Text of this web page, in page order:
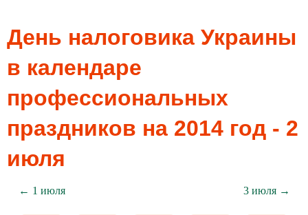
День налоговика Украины
в календаре
профессиональных
праздников на 2014 год - 2
июля
← 1 июля 3 июля →